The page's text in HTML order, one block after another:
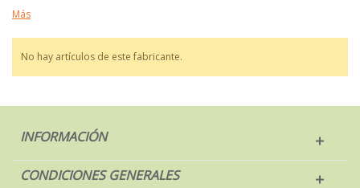
Más
No hay artículos de este fabricante.
INFORMACIÓN
CONDICIONES GENERALES